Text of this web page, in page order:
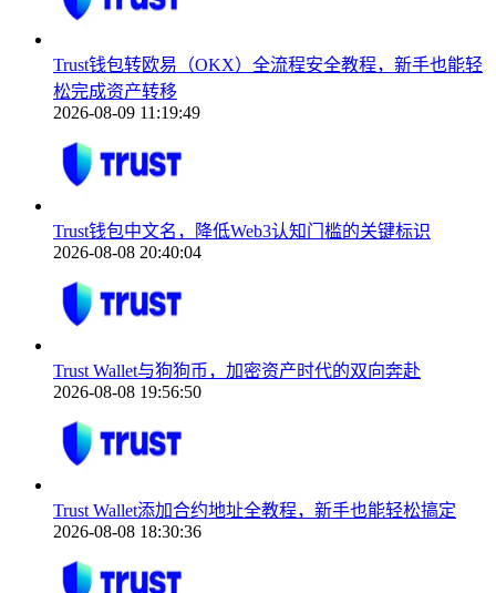
Trust钱包转欧易（OKX）全流程安全教程，新手也能轻
松完成资产转移
2026-08-09 11:19:49
Trust钱包中文名，降低Web3认知门槛的关键标识
2026-08-08 20:40:04
Trust Wallet与狗狗币，加密资产时代的双向奔赴
2026-08-08 19:56:50
Trust Wallet添加合约地址全教程，新手也能轻松搞定
2026-08-08 18:30:36